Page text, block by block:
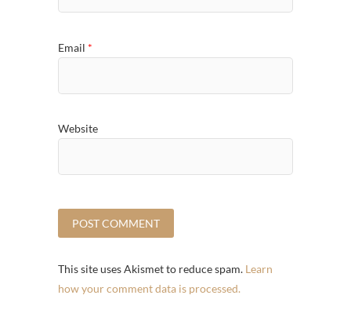
Email *
Website
This site uses Akismet to reduce spam. Learn
how your comment data is processed.